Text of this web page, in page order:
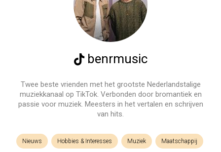
benrmusic
Twee beste vrienden met het grootste Nederlandstalige
muziekkanaal op TikTok. Verbonden door bromantiek en
passie voor muziek. Meesters in het vertalen en schrijven
van hits.
Nieuws Hobbies & Interesses Muziek Maatschappij